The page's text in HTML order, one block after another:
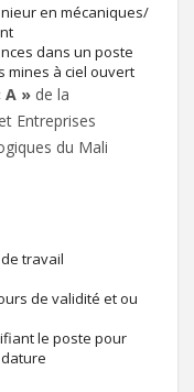
en mécaniques/
dans un poste
mines à ciel ouvert
A » de la
Entreprises
du Mali
travail
de validité et ou
le poste pour